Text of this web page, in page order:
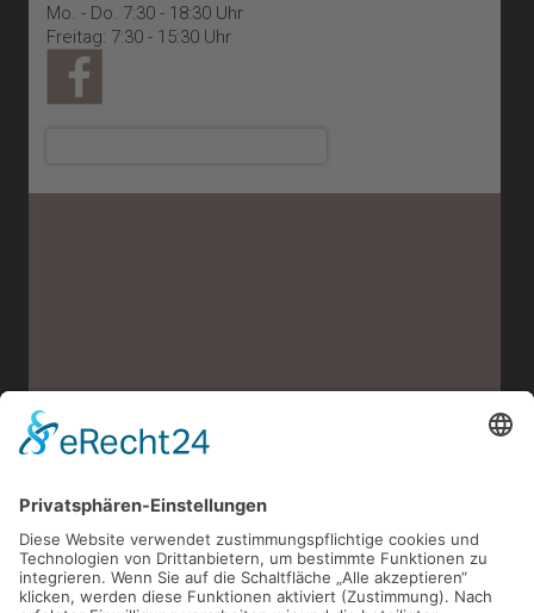
Mo. - Do. 7:30 - 18:30 Uhr
Freitag: 7:30 - 15:30 Uhr